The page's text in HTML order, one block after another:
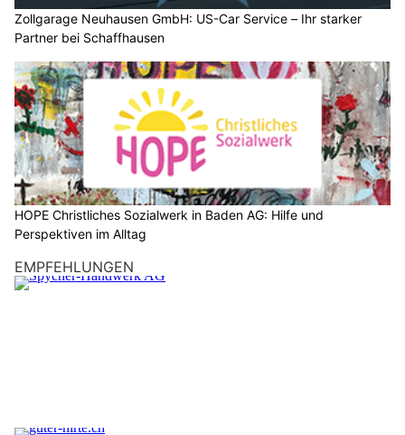
Zollgarage Neuhausen GmbH: US-Car Service – Ihr starker
Partner bei Schaffhausen
HOPE Christliches Sozialwerk in Baden AG: Hilfe und
Perspektiven im Alltag
EMPFEHLUNGEN